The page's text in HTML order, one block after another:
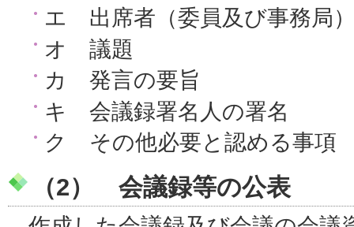
エ 出席者（委員及び事務局
オ 議題
カ 発言の要旨
キ 会議録署名人の署名
ク その他必要と認める事項
（2） 会議録等の公表